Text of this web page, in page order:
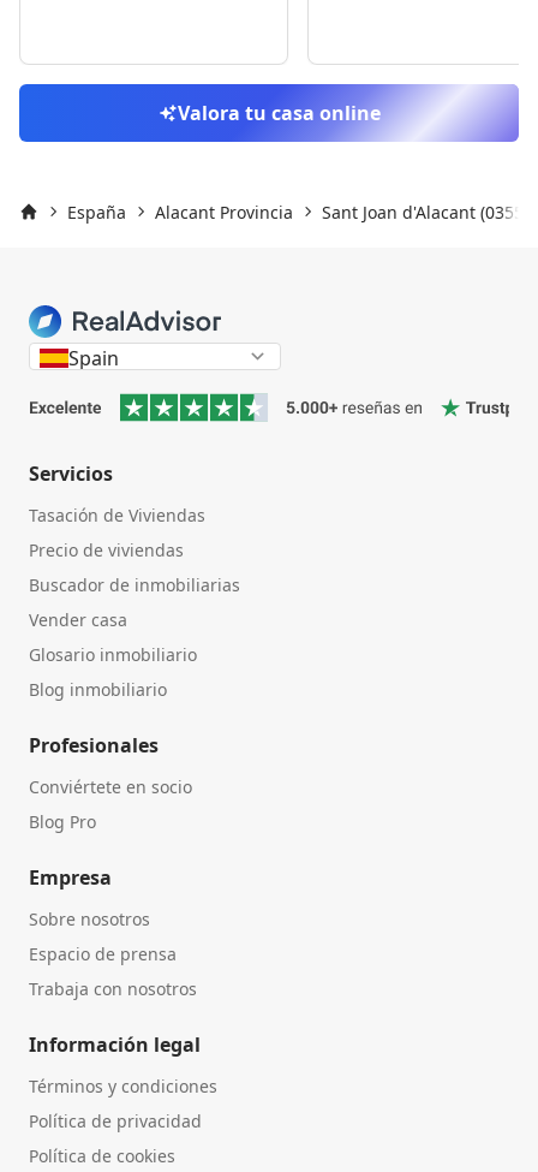
Valora tu casa online
España Alacant Provincia Sant Joan d'Alacant (03550)
Spain
Servicios
Tasación de Viviendas
Precio de viviendas
Buscador de inmobiliarias
Vender casa
Glosario inmobiliario
Blog inmobiliario
Profesionales
Conviértete en socio
Blog Pro
Empresa
Sobre nosotros
Espacio de prensa
Trabaja con nosotros
Información legal
Términos y condiciones
Política de privacidad
Política de cookies